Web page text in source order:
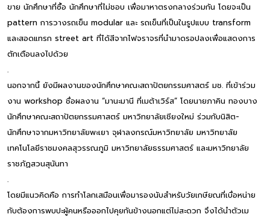
ขาย นักศึกษาที่ซื้อ นักศึกษาที่ไม่ชอบ เพื่อมาหาตรงกลางร่วมกัน โดยจะเป็น
pattern การวางรถเข็น modular และ รถเข็นที่เป็นในรูปแบบ transform
และสอดแทรก street art ที่ได้สีจากไฟจราจรที่นำมาดรอปลงเพื่อแสดงการ
ตักเตือนลงไปด้วย
.
นอกจากนี้ ยังมีผลงานของนักศึกษาคณะสถาปัตยกรรมศาสตร์ มช. ที่เข้าร่วม
งาน workshop ชื่อผลงาน “มานะมานี ที่เมต้าเวิร์ส” โดยนายภาคิน ทองบาง
นักศึกษาคณะสถาปัตยกรรมศาสตร์ มหาวิทยาลัยเชียงใหม่ ร่วมกับนิสิต-
นักศึกษาจากมหาวิทยาลัยพะเยา จุฬาลงกรณ์มหาวิทยาลัย มหาวิทยาลัย
เทคโนโลยีราชมงคลสุวรรณภูมิ มหาวิทยาลัยธรรมศาสตร์ และมหาวิทยาลัย
ราชภัฏสวนสุนันทา
.
โดยมีแนวคิดคือ การทำโลกเสมือนเพื่อมารองนับสำหรับวัยเกษียณที่เบื่อหน่าย
กับต้องการพบปะผู้คนหรือออกไปคุยกันข้างนอกแต่ไม่สะดวก จึงได้นำตัวเม